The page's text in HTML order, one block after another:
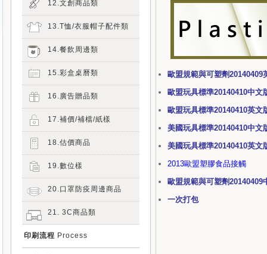
12.文創商品類
13.T恤/衣服帽子配件類
14.餐飲周邊類
15.彩盒桌曆類
16.廣告贈品類
17.補價/補檔/紙樣
18.估價商品
19.數位樣
20.口罩防疫周邊商品
21. 3C商品類
印刷流程 Process
歐盟規範與可塑劑20140409
歐盟玩具標準20140410中文
歐盟玩具標準20140410英文
美國玩具標準20140410中文
美國玩具標準20140410英文
2013歐盟塑膠食品接觸
歐盟規範與可塑劑20140409
一次打包